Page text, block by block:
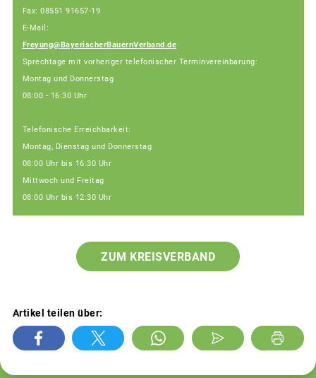
Fax: 08551 91657-19
E-Mail:
Freyung@BayerischerBauernVerband.de
Sprechtage mit vorheriger telefonischer Terminvereinbarung:
Montag und Donnerstag
08:00 - 16:30 Uhr
Telefonische Erreichbarkeit:
Montag, Dienstag und Donnerstag
08:00 Uhr bis 16:30 Uhr
Mittwoch und Freitag
08:00 Uhr bis 12:30 Uhr
ZUM KREISVERBAND
Artikel teilen über: